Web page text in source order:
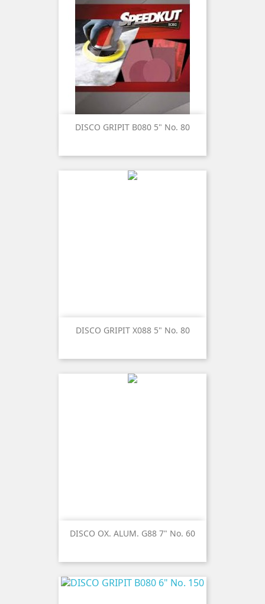
DISCO GRIPIT B080 5" No. 80
DISCO GRIPIT X088 5" No. 80
DISCO OX. ALUM. G88 7" No. 60